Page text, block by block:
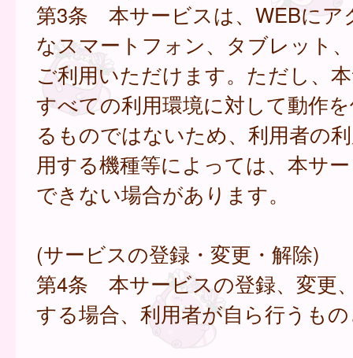
第3条 本サービスは、WEBにア
なスマートフォン、タブレット
ご利用いただけます。ただし、
すべての利用環境に対して動作
るものではないため、利用者の
用する機種等によっては、本サ
できない場合があります。
(サービスの登録・変更・解除)
第4条 本サービスの登録、変更
する場合、利用者が自ら行うも